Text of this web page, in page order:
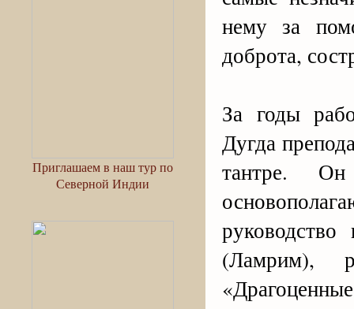
Приглашаем в наш тур по
Северной Индии
нему за
доброта,
За годы
Дугда
тантре.
(Ламрим),